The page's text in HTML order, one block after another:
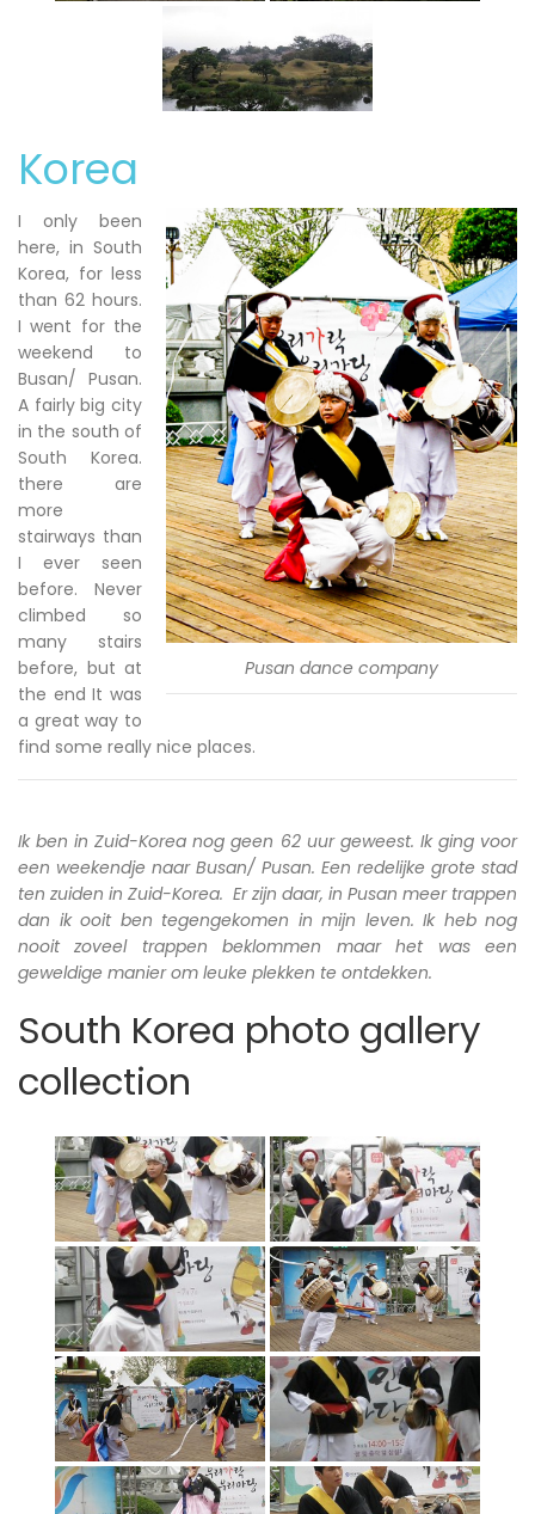
Korea
Pusan dance company
I only been
here, in South
Korea, for less
than 62 hours.
I went for the
weekend to
Busan/ Pusan.
A fairly big city
in the south of
South Korea.
there are
more
stairways than
I ever seen
before. Never
climbed so
many stairs
before, but at
the end It was
a great way to
find some really nice places.
Ik ben in Zuid-Korea nog geen 62 uur geweest. Ik ging voor
een weekendje naar Busan/ Pusan. Een redelijke grote stad
ten zuiden in Zuid-Korea. Er zijn daar, in Pusan meer trappen
dan ik ooit ben tegengekomen in mijn leven. Ik heb nog
nooit zoveel trappen beklommen maar het was een
geweldige manier om leuke plekken te ontdekken.
South Korea photo gallery
collection